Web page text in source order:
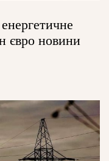
євро новини